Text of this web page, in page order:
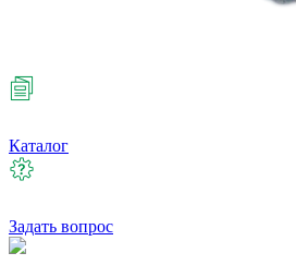
Каталог
Задать вопрос